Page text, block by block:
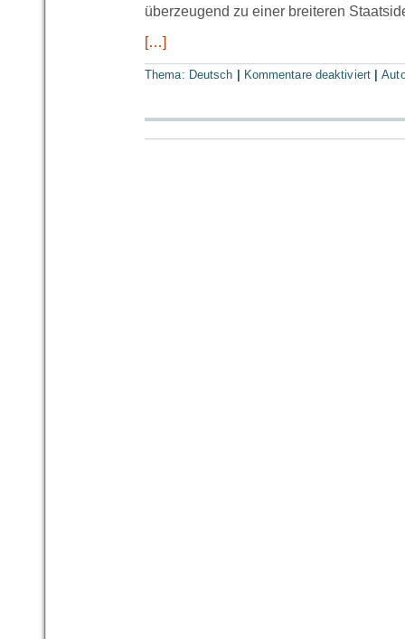
überzeugend zu einer breiteren
[…]
Thema: Deutsch Kommentare deaktiviert|